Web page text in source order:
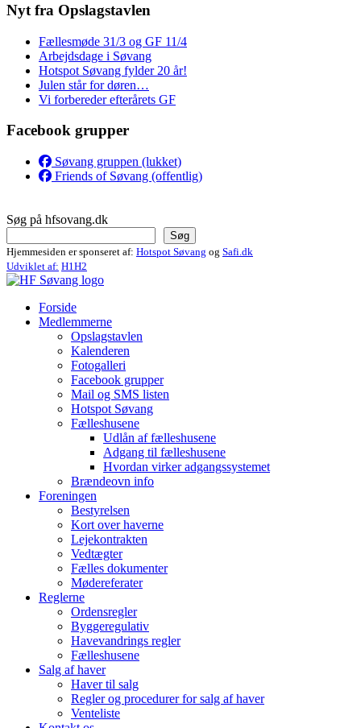
Nyt fra Opslagstavlen
Fællesmøde 31/3 og GF 11/4
Arbejdsdage i Søvang
Hotspot Søvang fylder 20 år!
Julen står for døren…
Vi forbereder efterårets GF
Facebook grupper
Søvang gruppen (lukket)
Friends of Søvang (offentlig)
Søg på hfsovang.dk
Søg
Hjemmesiden er sponseret af: Hotspot Søvang og Safi.dk
Udviklet af: H1H2
Forside
Medlemmerne
Opslagstavlen
Kalenderen
Fotogalleri
Facebook grupper
Mail og SMS listen
Hotspot Søvang
Fælleshusene
Udlån af fælleshusene
Adgang til fælleshusene
Hvordan virker adgangssystemet
Brændeovn info
Foreningen
Bestyrelsen
Kort over haverne
Lejekontrakten
Vedtægter
Fælles dokumenter
Mødereferater
Reglerne
Ordensregler
Byggeregulativ
Havevandrings regler
Fælleshusene
Salg af haver
Haver til salg
Regler og procedurer for salg af haver
Venteliste